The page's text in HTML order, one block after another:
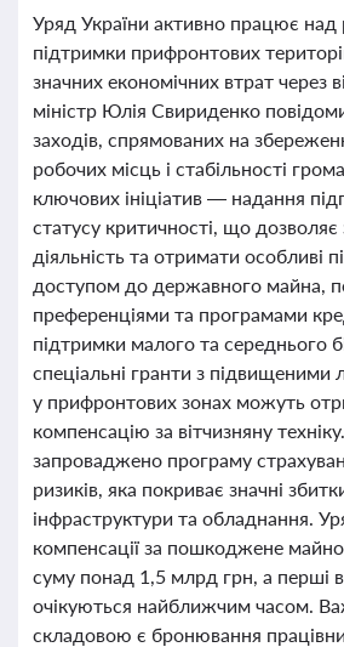
Уряд України активно працює
підтримки прифронтових
значних економічних втрат через
міністр Юлія Свириденко
заходів, спрямованих на
робочих місць і стабільності
ключових ініціатив — надання
статусу критичності, що дозволяє
діяльність та отримати особливі
доступом до державного майна,
преференціями та програмами
підтримки малого та середнього
спеціальні гранти з підвищеними
у прифронтових зонах можуть
компенсацію за вітчизняну
запроваджено програму
ризиків, яка покриває значні
інфраструктури та обладнання.
компенсації за пошкоджене
суму понад 1,5 млрд грн, а перші
очікуються найближчим часом.
складовою є бронювання